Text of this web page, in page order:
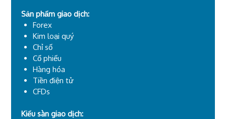
Sản phẩm giao dịch:
Forex
Kim loại quý
Chỉ số
Cổ phiếu
Hàng hóa
Tiền điện tử
CFDs
Kiểu sàn giao dịch: